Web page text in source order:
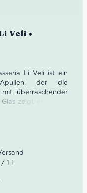
Veli •
Li Veli ist ein
der die
überraschender
zeigt er saftige
Ein trockener,
Rotwein
suchen.
/ 1 l